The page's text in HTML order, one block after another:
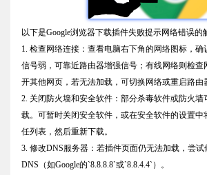
以下是Google浏览器下载插件失败提示网络错误的
1. 检查网络连接：查看电脑右下角的网络图标，
信号弱，可靠近路由器增强信号；有线网络则检查
开其他网页，若无法加载，可切换网络或重启路由
2. 关闭防火墙和安全软件：部分杀毒软件或防火墙
载。可暂时关闭安全软件，或在安全软件的设置中
任列表，然后重新下载。
3. 修改DNS服务器：若插件页面仍无法加载，尝
DNS（如Google的`8.8.8.8`或`8.8.4.4`）。